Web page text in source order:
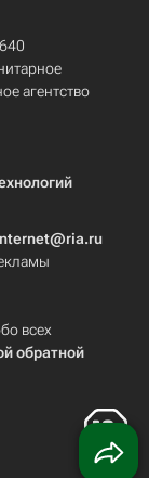
агентство
всех
обратной